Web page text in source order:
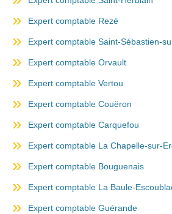
Expert comptable Rezé
Expert comptable Saint-Sébastien-
Expert comptable Orvault
Expert comptable Vertou
Expert comptable Couëron
Expert comptable Carquefou
Expert comptable La Chapelle-sur-
Expert comptable Bouguenais
Expert comptable La Baule-
Expert comptable Guérande